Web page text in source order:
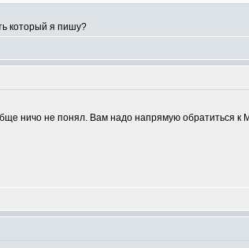
который я пишу?
ничо не понял. Вам надо напрямую обратиться